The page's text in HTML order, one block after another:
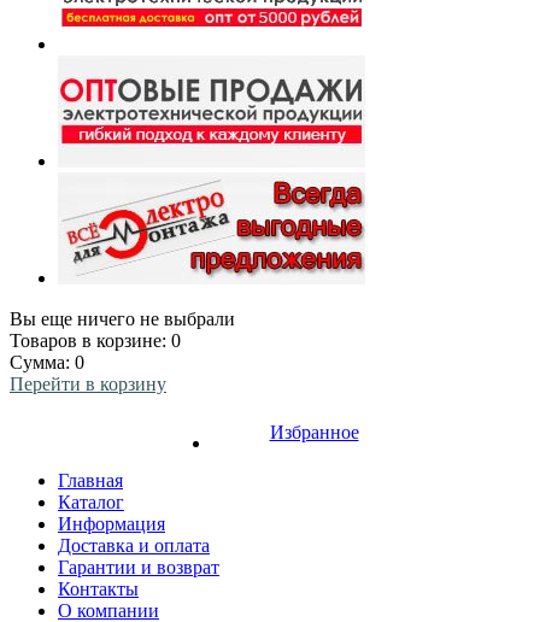
Вы еще ничего не выбрали
Товаров в корзине: 0
Сумма: 0
Перейти в корзину
Избранное
Главная
Каталог
Информация
Доставка и оплата
Гарантии и возврат
Контакты
О компании